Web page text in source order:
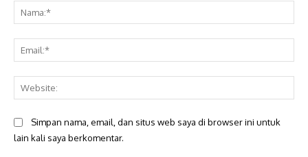
Simpan nama, email, dan situs web saya di browser ini untuk
lain kali saya berkomentar.